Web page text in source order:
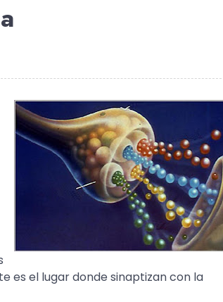
es el lugar donde sinaptizan con la